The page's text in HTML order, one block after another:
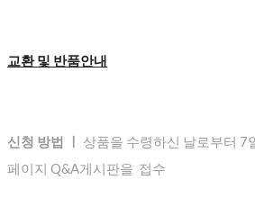
교환 및 반품안내
신청 방법 ㅣ 상품을 수령하신 날로부터 7
페이지 Q&A게시판을 접수